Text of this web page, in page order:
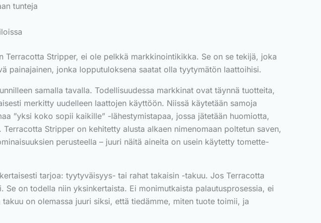
tunteja
Terracotta Stripper, ei ole pelkkä markkinointikikka. Se on se tekijä, joka
painajainen, jonka lopputuloksena saatat olla tyytymätön laattoihisi.
samalla tavalla. Todellisuudessa markkinat ovat täynnä tuotteita,
merkitty uudelleen laattojen käyttöön. Niissä käytetään samoja
”yksi koko sopii kaikille” -lähestymistapaa, jossa jätetään huomiotta,
Stripper on kehitetty alusta alkaen nimenomaan poltetun saven,
perusteella – juuri näitä aineita on usein käytetty tomette-
tarjoa: tyytyväisyys- tai rahat takaisin -takuu. Jos Terracotta
on todella niin yksinkertaista. Ei monimutkaista palautusprosessia, ei
on olemassa juuri siksi, että tiedämme, miten tuote toimii, ja